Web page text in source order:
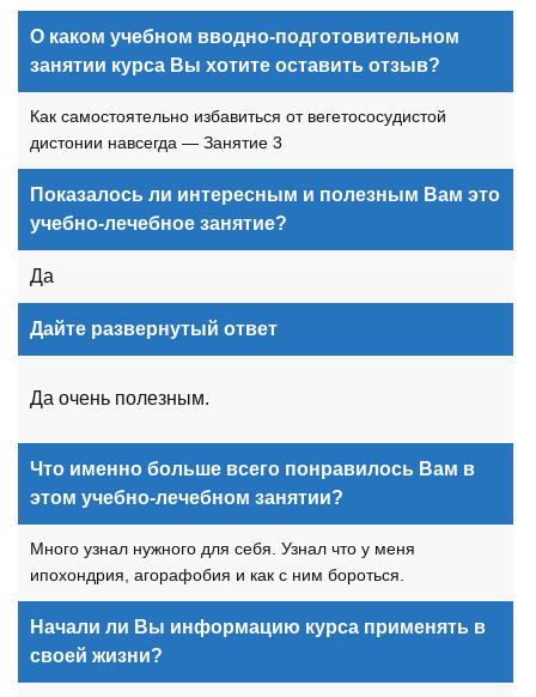
О каком учебном вводно-подготовительном
занятии курса Вы хотите оставить отзыв?
Как самостоятельно избавиться от вегетососудистой
дистонии навсегда — Занятие 3
Показалось ли интересным и полезным Вам это
учебно-лечебное занятие?
Да
Дайте развернутый ответ
Да очень полезным.
Что именно больше всего понравилось Вам в
этом учебно-лечебном занятии?
Много узнал нужного для себя. Узнал что у меня
ипохондрия, агорафобия и как с ним бороться.
Начали ли Вы информацию курса применять в
своей жизни?